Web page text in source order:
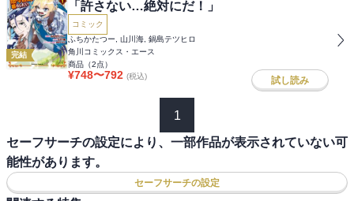
完結
「許さない…絶対にだ！」
コミック
ふちかたつー, 山川海, 鍋島テツヒロ
角川コミックス・エース
商品（2点）
¥748〜792 (税込) 試し読み
1
セーフサーチの設定により、一部作品が表示されていない可
能性があります。
セーフサーチの設定